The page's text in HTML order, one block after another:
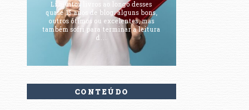
Li muitos livros ao longo desses
quase 15 anos de blog; alguns bons,
outros ótimos ou excelentes, mas
também sofri para terminar a leitura
d...
CONTEÚDO